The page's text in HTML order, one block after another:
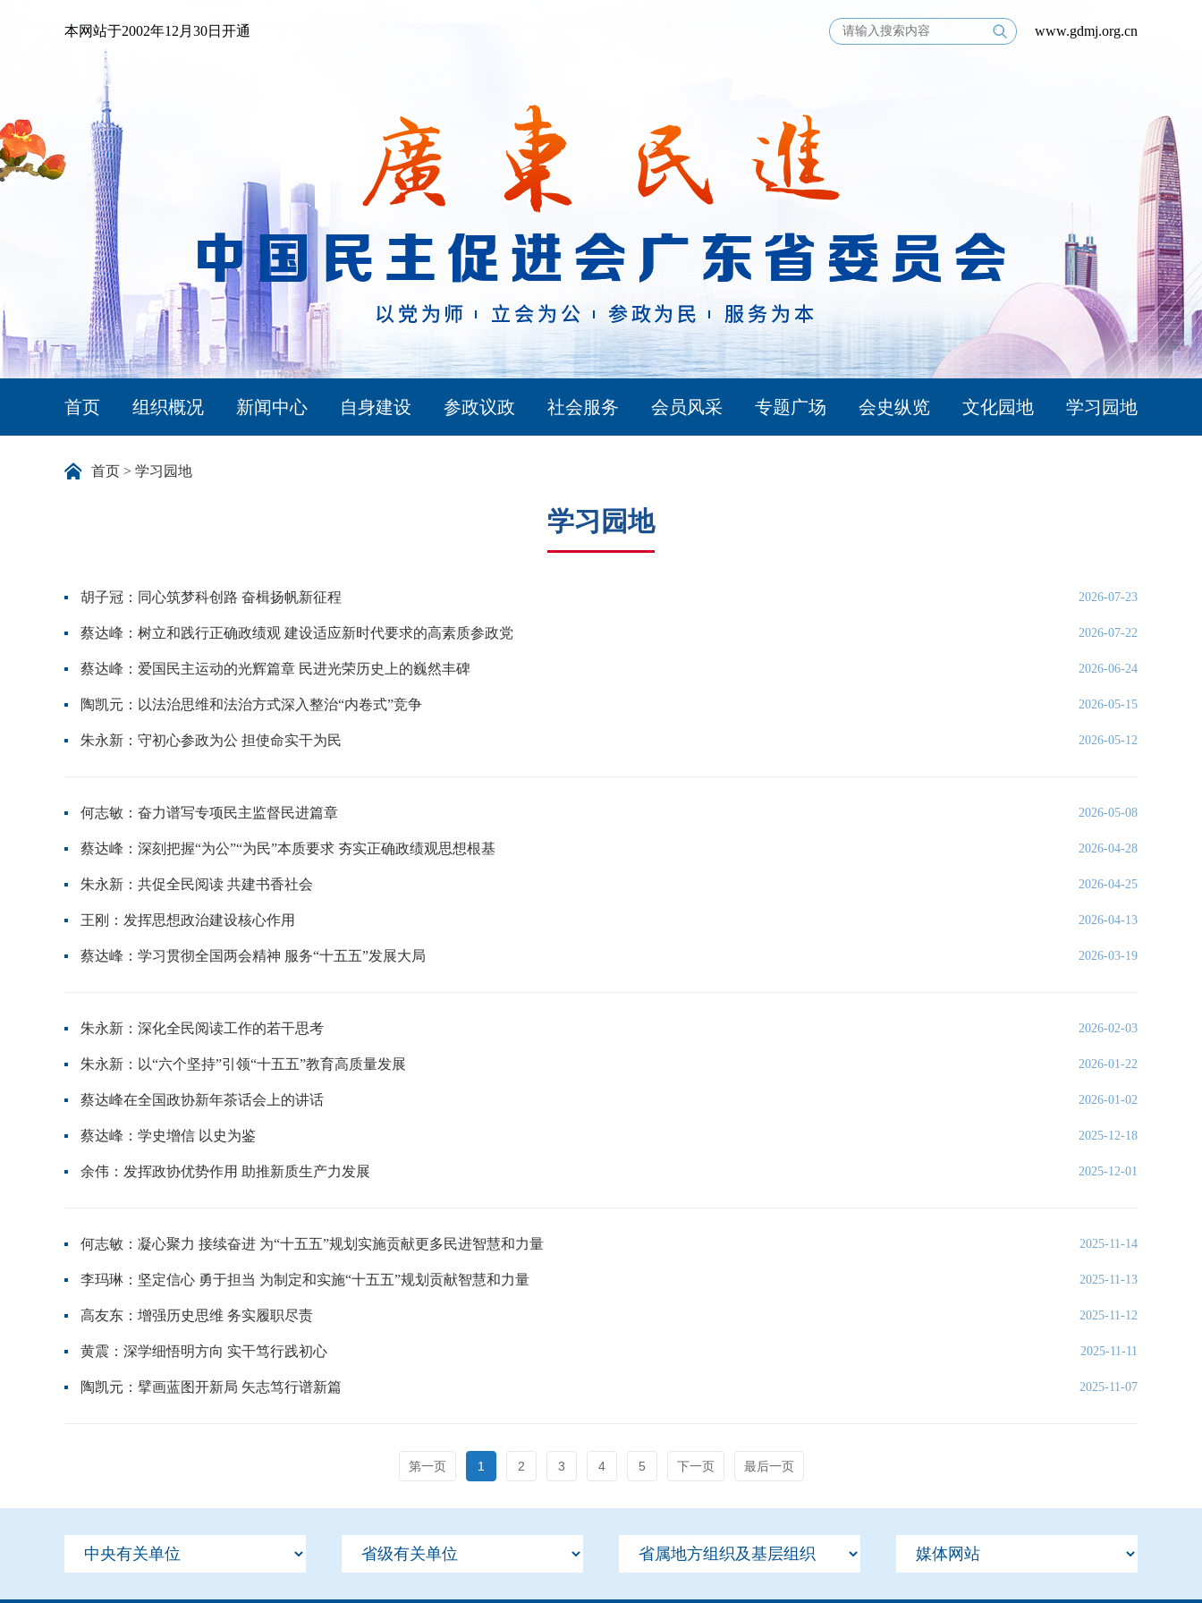
本网站于2002年12月30日开通 www.gdmj.org.cn
首页 组织概况 新闻中心 自身建设 参政议政 社会服务 会员风采 专题广场 会史纵览 文化园地 学习园地
首页 > 学习园地
学习园地
胡子冠：同心筑梦科创路 奋楫扬帆新征程 2026-07-23
蔡达峰：树立和践行正确政绩观 建设适应新时代要求的高素质参政党 2026-07-22
蔡达峰：爱国民主运动的光辉篇章 民进光荣历史上的巍然丰碑 2026-06-24
陶凯元：以法治思维和法治方式深入整治“内卷式”竞争 2026-05-15
朱永新：守初心参政为公 担使命实干为民 2026-05-12
何志敏：奋力谱写专项民主监督民进篇章 2026-05-08
蔡达峰：深刻把握“为公”“为民”本质要求 夯实正确政绩观思想根基 2026-04-28
朱永新：共促全民阅读 共建书香社会 2026-04-25
王刚：发挥思想政治建设核心作用 2026-04-13
蔡达峰：学习贯彻全国两会精神 服务“十五五”发展大局 2026-03-19
朱永新：深化全民阅读工作的若干思考 2026-02-03
朱永新：以“六个坚持”引领“十五五”教育高质量发展 2026-01-22
蔡达峰在全国政协新年茶话会上的讲话 2026-01-02
蔡达峰：学史增信 以史为鉴 2025-12-18
余伟：发挥政协优势作用 助推新质生产力发展 2025-12-01
何志敏：凝心聚力 接续奋进 为“十五五”规划实施贡献更多民进智慧和力量 2025-11-14
李玛琳：坚定信心 勇于担当 为制定和实施“十五五”规划贡献智慧和力量 2025-11-13
高友东：增强历史思维 务实履职尽责 2025-11-12
黄震：深学细悟明方向 实干笃行践初心 2025-11-11
陶凯元：擘画蓝图开新局 矢志笃行谱新篇 2025-11-07
第一页 1 2 3 4 5 下一页 最后一页